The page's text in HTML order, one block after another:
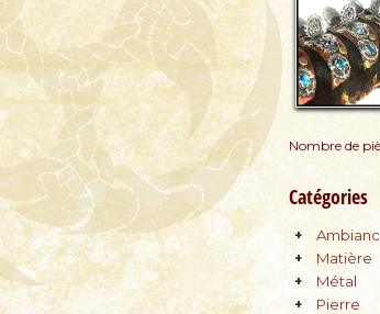
Nombre de
Catégories
Matière
Métal
Pierre